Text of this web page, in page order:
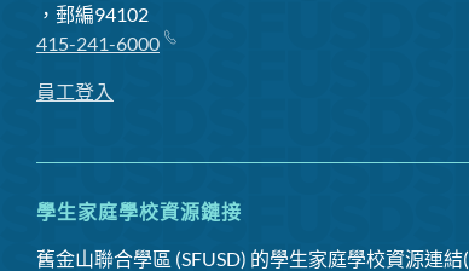
，郵編94102
415-241-6000
員工登入
學生家庭學校資源鏈接
舊金山聯合學區 (SFUSD) 的學生家庭學校資源連結(